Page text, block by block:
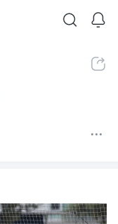
커뮤니티
검색
알림
공유하기